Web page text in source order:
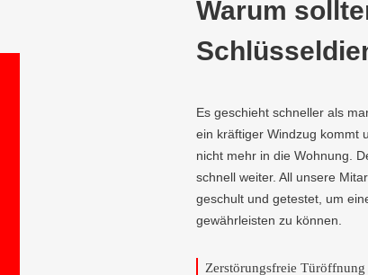
Warum
Es geschieht schneller als
ein kräftiger Windzug kommt
nicht mehr in die Wohnung.
schnell weiter. All unsere
geschult und getestet, um
gewährleisten zu können.
Zerstörungsfreie